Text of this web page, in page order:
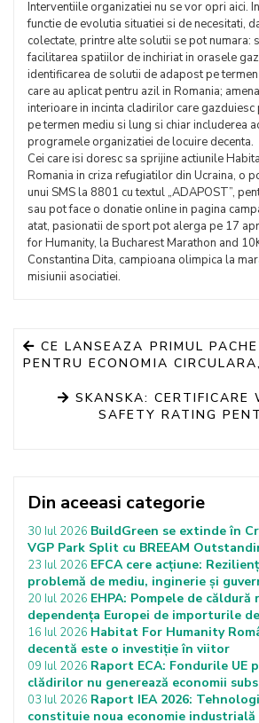
Interventiile organizatiei nu se vor opri aici.
functie de evolutia situatiei si de necesitati,
colectate, printre alte solutii se pot numara:
facilitarea spatiilor de inchiriat in orasele
identificarea de solutii de adapost pe
care au aplicat pentru azil in Romania;
interioare in incinta cladirilor care gazduiesc
pe termen mediu si lung si chiar includerea
programele organizatiei de locuire decenta.
Cei care isi doresc sa sprijine actiunile
Romania in criza refugiatilor din Ucraina, o
unui SMS la 8801 cu textul „ADAPOST”,
sau pot face o donatie online in pagina
atat, pasionatii de sport pot alerga pe 17
for Humanity, la Bucharest Marathon and
Constantina Dita, campioana olimpica la
misiunii asociatiei.
CE LANSEAZA PRIMUL
PENTRU ECONOMIA
SKANSKA: CERTIFICARE
SAFETY RATING
Din aceeasi categorie
30 Iul 2026 BuildGreen se extinde în
VGP Park Split cu BREEAM
23 Iul 2026 EFCA cere acțiune:
problemă de mediu, inginerie și
20 Iul 2026 EHPA: Pompele de căldură
dependența Europei de importurile
16 Iul 2026 Habitat For Humanity
decentă este o investiție în viitor
09 Iul 2026 Raport ECA: Fondurile UE
clădirilor nu generează economii
03 Iul 2026 Raport IEA 2026:
constituie noua economie